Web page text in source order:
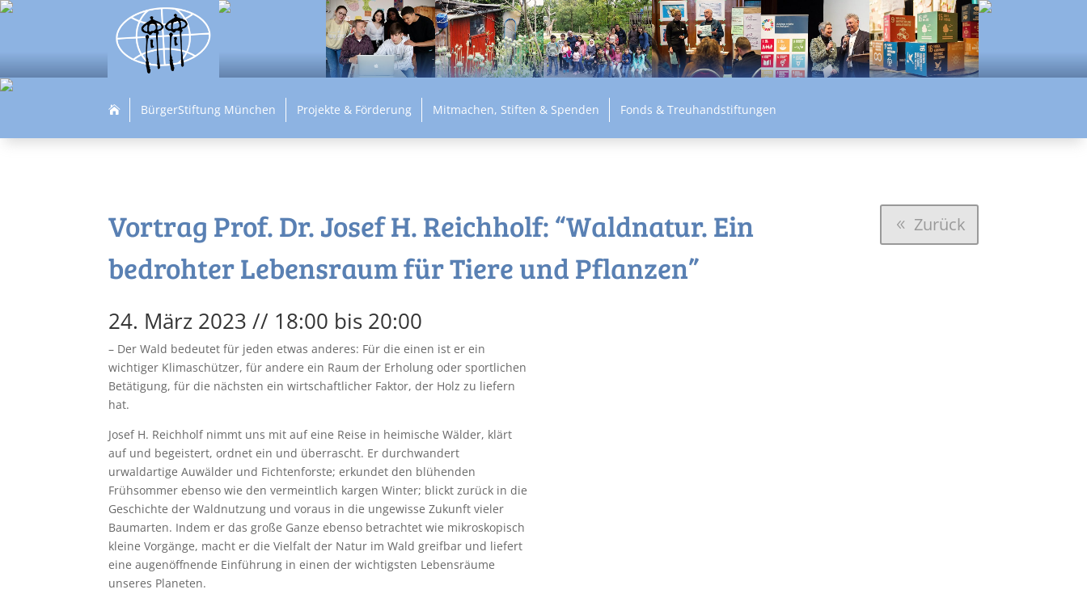
 BürgerStiftung München Projekte & Förderung Mitmachen, Stiften & Spenden Fonds & Treuhandstiftungen
Vortrag Prof. Dr. Josef H. Reichholf: “Waldnatur. Ein
bedrohter Lebensraum für Tiere und Pflanzen”
Zurück
24. März 2023 // 18:00 bis 20:00
– Der Wald bedeutet für jeden etwas anderes: Für die einen ist er ein
wichtiger Klimaschützer, für andere ein Raum der Erholung oder sportlichen
Betätigung, für die nächsten ein wirtschaftlicher Faktor, der Holz zu liefern
hat.
Josef H. Reichholf nimmt uns mit auf eine Reise in heimische Wälder, klärt
auf und begeistert, ordnet ein und überrascht. Er durchwandert
urwaldartige Auwälder und Fichtenforste; erkundet den blühenden
Frühsommer ebenso wie den vermeintlich kargen Winter; blickt zurück in die
Geschichte der Waldnutzung und voraus in die ungewisse Zukunft vieler
Baumarten. Indem er das große Ganze ebenso betrachtet wie mikroskopisch
kleine Vorgänge, macht er die Vielfalt der Natur im Wald greifbar und liefert
eine augenöffnende Einführung in einen der wichtigsten Lebensräume
unseres Planeten.